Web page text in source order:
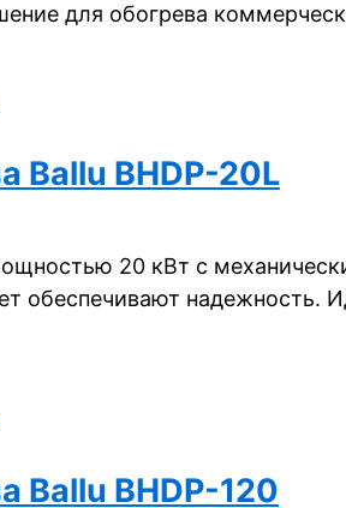
для обогрева
Ballu BHDP-20L
20 кВт с
обеспечивают надежность.
Ballu BHDP-120